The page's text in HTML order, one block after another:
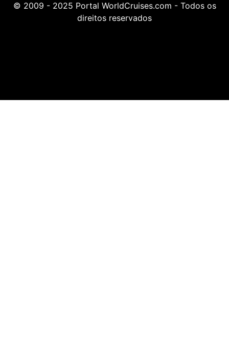
© 2009 - 2025 Portal WorldCruises.com - Todos os
direitos reservados